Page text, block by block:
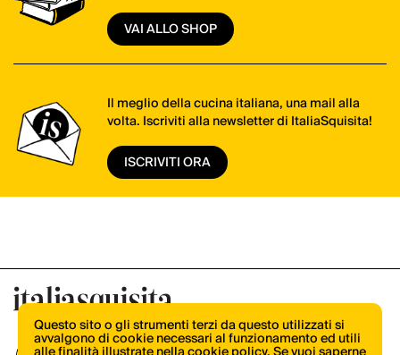
VAI ALLO SHOP
Il meglio della cucina italiana, una mail alla
volta. Iscriviti alla newsletter di ItaliaSquisita!
ISCRIVITI ORA
Questo sito o gli strumenti terzi da questo utilizzati si
avvalgono di cookie necessari al funzionamento ed utili